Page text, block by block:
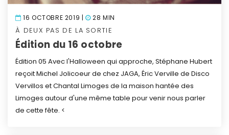
16 OCTOBRE 2019 | 28 MIN
À DEUX PAS DE LA SORTIE
Édition du 16 octobre
Édition 05 Avec l'Halloween qui approche, Stéphane Hubert
reçoit Michel Jolicoeur de chez JAGA, Éric Verville de Disco
Vervillos et Chantal Limoges de la maison hantée des
Limoges autour d'une même table pour venir nous parler
de cette fête. <